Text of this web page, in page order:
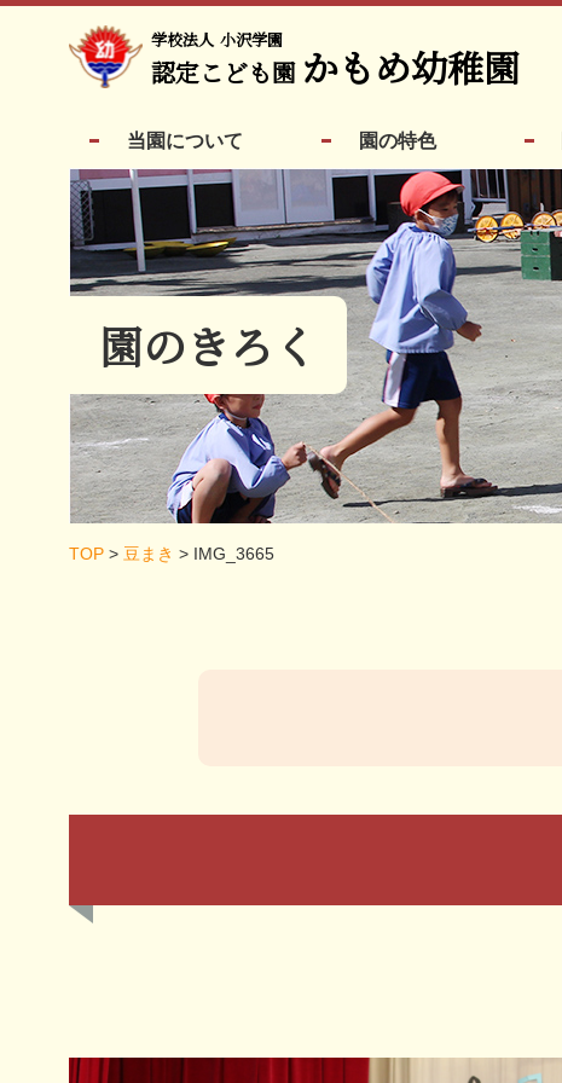
学校法人 小沢学園
認定こども園 かもめ幼稚園
当園について 園の特色
園のきろく
TOP > 豆まき > IMG_3665